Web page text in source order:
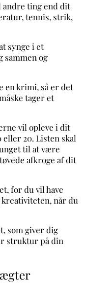
andre ting end dit
tennis, strik,
synge i et
sammen og
en krimi, så er det
tager et
vil opleve i dit
eller 20. Listen skal
til at være
afkroge af dit
for du vil have
når du
som giver dig
struktur på din